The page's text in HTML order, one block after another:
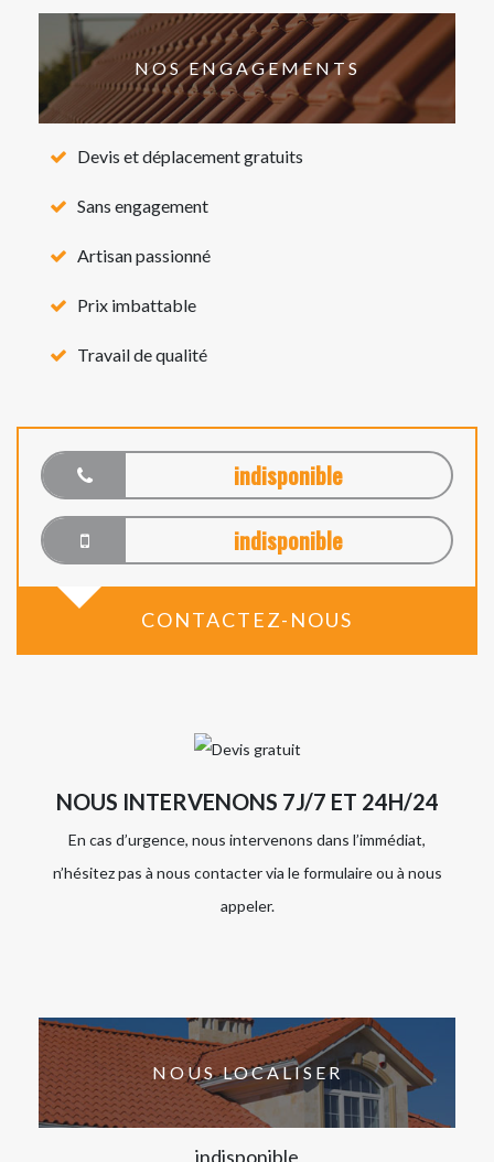
NOS ENGAGEMENTS
Devis et déplacement gratuits
Sans engagement
Artisan passionné
Prix imbattable
Travail de qualité
indisponible
indisponible
CONTACTEZ-NOUS
NOUS INTERVENONS 7J/7 ET 24H/24
En cas d’urgence, nous intervenons dans l’immédiat,
n’hésitez pas à nous contacter via le formulaire ou à nous
appeler.
NOUS LOCALISER
indisponible